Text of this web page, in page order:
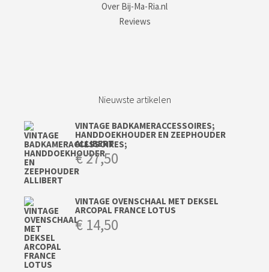
Over Bij-Ma-Ria.nl
Reviews
Nieuwste artikelen
VINTAGE BADKAMERACCESSOIRES;
HANDDOEKHOUDER EN ZEEPHOUDER
ALLIBERT
€27,50
VINTAGE OVENSCHAAL MET DEKSEL
ARCOPAL FRANCE LOTUS
€ 14,50